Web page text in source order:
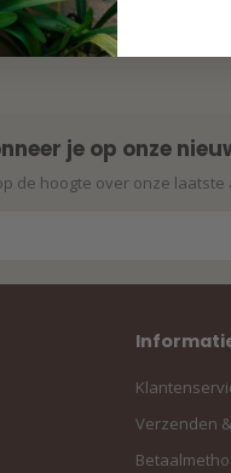
je op onze
de hoogte over onze laatste
Verzenden